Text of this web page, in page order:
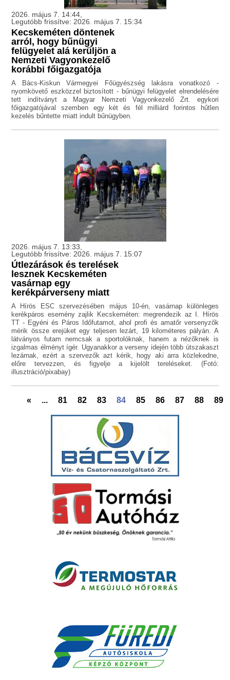
2026. május 7. 14:44,
Legutóbb frissítve: 2026. május 7. 15:34
Kecskeméten döntenek
arról, hogy bűnügyi
felügyelet alá kerüljön a
Nemzeti Vagyonkezelő
korábbi főigazgatója
A Bács-Kiskun Vármegyei Főügyészség lakásra vonatkozó -
nyomkövető eszközzel biztosított - bűnügyi felügyelet elrendelésére
tett indítványt a Magyar Nemzeti Vagyonkezelő Zrt. egykori
főigazgatójával szemben egy két és fél milliárd forintos hűtlen
kezelés bűntette miatt indult bűnügyben.
2026. május 7. 13:33,
Legutóbb frissítve: 2026. május 7. 15:07
Útlezárások és terelések
lesznek Kecskeméten
vasárnap egy
kerékpárverseny miatt
A Hírös ESC szervezésében május 10-én, vasárnap különleges
kerékpáros esemény zajlik Kecskeméten: megrendezik az I. Hírös
TT - Egyéni és Páros Időfutamot, ahol profi és amatőr versenyzők
mérik össze erejüket egy teljesen lezárt, 19 kilométeres pályán. A
látványos futam nemcsak a sportolóknak, hanem a nézőknek is
izgalmas élményt ígér. Ugyanakkor a verseny idején több útszakaszt
lezárnak, ezért a szervezők azt kérik, hogy aki arra közlekedne,
előre tervezzen, és figyelje a kijelölt tereléseket. (Fotó:
illusztráció/pixabay)
« ... 81 82 83 84 85 86 87 88 89